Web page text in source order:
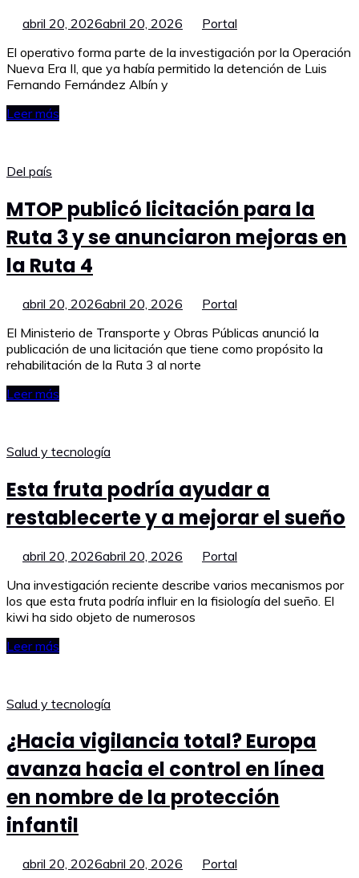
abril 20, 2026abril 20, 2026
Portal
El operativo forma parte de la investigación por la Operación
Nueva Era II, que ya había permitido la detención de Luis
Fernando Fernández Albín y
Leer más
Del país
MTOP publicó licitación para la
Ruta 3 y se anunciaron mejoras en
la Ruta 4
abril 20, 2026abril 20, 2026
Portal
El Ministerio de Transporte y Obras Públicas anunció la
publicación de una licitación que tiene como propósito la
rehabilitación de la Ruta 3 al norte
Leer más
Salud y tecnología
Esta fruta podría ayudar a
restablecerte y a mejorar el sueño
abril 20, 2026abril 20, 2026
Portal
Una investigación reciente describe varios mecanismos por
los que esta fruta podría influir en la fisiología del sueño. El
kiwi ha sido objeto de numerosos
Leer más
Salud y tecnología
¿Hacia vigilancia total? Europa
avanza hacia el control en línea
en nombre de la protección
infantil
abril 20, 2026abril 20, 2026
Portal